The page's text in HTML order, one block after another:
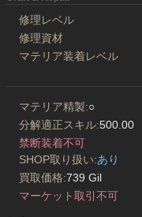
修理レベル
修理資材
マテリア装着レベル
マテリア精製:○
分解適正スキル:500.00
禁断装着不可
SHOP取り扱い:あり
買取価格:739 Gil
マーケット取引不可